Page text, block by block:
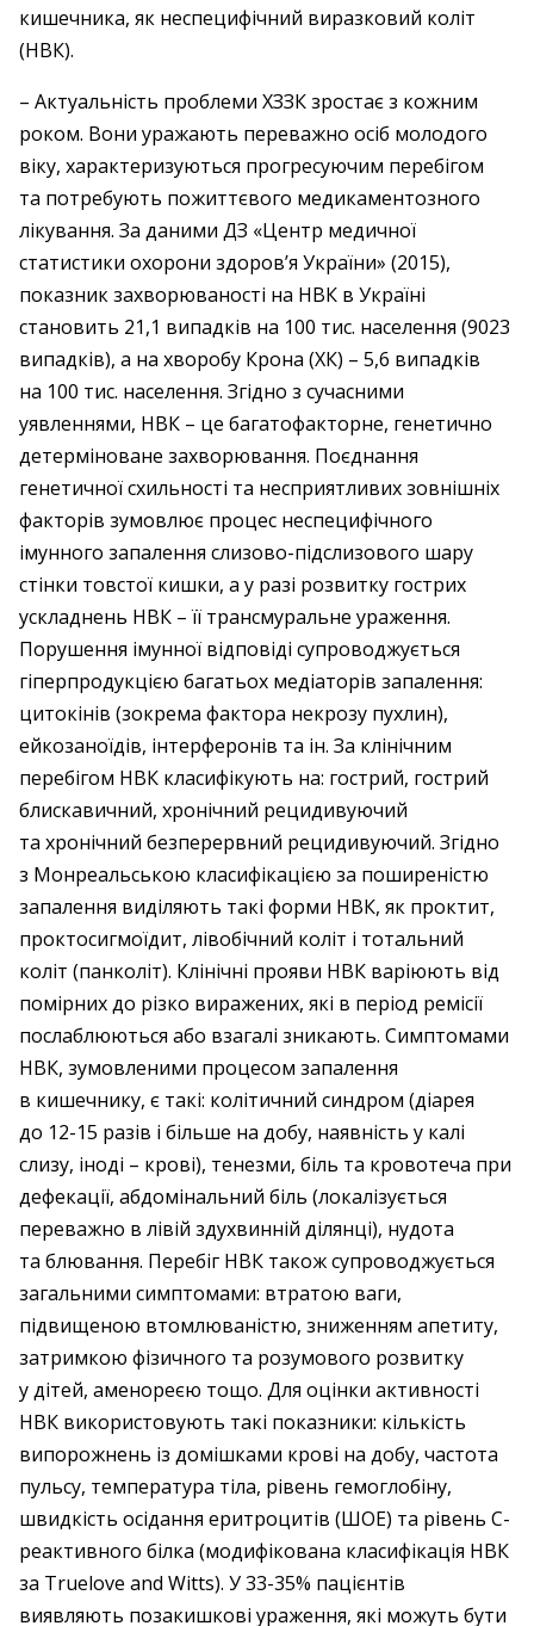
кишечника, як неспецифічний виразковий коліт
(НВК).
– Актуальність проблеми ХЗЗК зростає з кожним
роком. Вони уражають переважно осіб молодого
віку, характеризуються прогресуючим перебігом
та потребують пожиттєвого медикаментозного
лікування. За даними ДЗ «Центр медичної
статистики охорони здоров’я України» (2015),
показник захворюваності на НВК в Україні
становить 21,1 випадків на 100 тис. населення (9023
випадків), а на хворобу Крона (ХК) – 5,6 випадків
на 100 тис. населення. Згідно з сучасними
уявленнями, НВК – це багатофакторне, генетично
детерміноване захворювання. Поєднання
генетичної схильності та несприятливих зовнішніх
факторів зумовлює процес неспецифічного
імунного запалення слизово-підслизового шару
стінки товстої кишки, а у разі розвитку гострих
ускладнень НВК – її трансмуральне ураження.
Порушення імунної відповіді супроводжується
гіперпродукцією багатьох медіаторів запалення:
цитокінів (зокрема фактора некрозу пухлин),
ейкозаноїдів, інтерферонів та ін. За клінічним
перебігом НВК класифікують на: гострий, гострий
блискавичний, хронічний рецидивуючий
та хронічний безперервний рецидивуючий. Згідно
з Монреальською класифікацією за поширеністю
запалення виділяють такі форми НВК, як проктит,
проктосигмоїдит, лівобічний коліт і тотальний
коліт (панколіт). Клінічні прояви НВК варіюють від
помірних до різко виражених, які в період ремісії
послаблюються або взагалі зникають. Симптомами
НВК, зумовленими процесом запалення
в кишечнику, є такі: колітичний синдром (діарея
до 12-15 разів і більше на добу, наявність у калі
слизу, іноді – крові), тенезми, біль та кровотеча при
дефекації, абдомінальний біль (локалізується
переважно в лівій здухвинній ділянці), нудота
та блювання. Перебіг НВК також супроводжується
загальними симптомами: втратою ваги,
підвищеною втомлюваністю, зниженням апетиту,
затримкою фізичного та розумового розвитку
у дітей, аменореєю тощо. Для оцінки активності
НВК використовують такі показники: кількість
випорожнень із домішками крові на добу, частота
пульсу, температура тіла, рівень гемоглобіну,
швидкість осідання еритроцитів (ШОЕ) та рівень С-
реактивного білка (модифікована класифікація НВК
за Truelovе and Witts). У 33-35% пацієнтів
виявляють позакишкові ураження, які можуть бути